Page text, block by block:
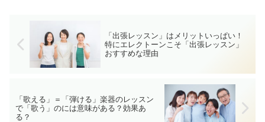
「出張レッスン」はメリットいっぱい！
特にエレクトーンこそ「出張レッスン」
おすすめな理由
「歌える」＝「弾ける」楽器のレッスン
で「歌う」のには意味がある？効果あ
る？